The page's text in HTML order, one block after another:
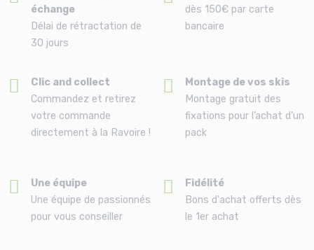
échange
Délai de rétractation de
30 jours
dès 150€ par carte
bancaire
Clic and collect
Commandez et retirez
votre commande
directement à la Ravoire !
Montage de vos skis
Montage gratuit des
fixations pour l’achat d'un
pack
Une équipe
Une équipe de passionnés
pour vous conseiller
Fidélité
Bons d'achat offerts dès
le 1er achat